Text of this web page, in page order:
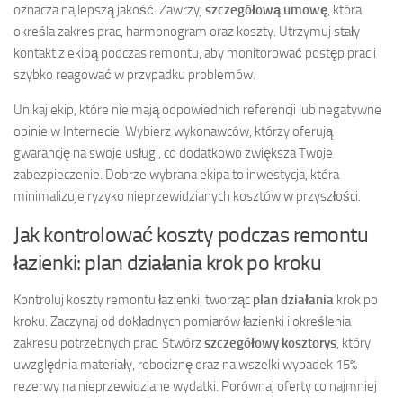
oznacza najlepszą jakość. Zawrzyj szczegółową umowę, która
określa zakres prac, harmonogram oraz koszty. Utrzymuj stały
kontakt z ekipą podczas remontu, aby monitorować postęp prac i
szybko reagować w przypadku problemów.
Unikaj ekip, które nie mają odpowiednich referencji lub negatywne
opinie w Internecie. Wybierz wykonawców, którzy oferują
gwarancję na swoje usługi, co dodatkowo zwiększa Twoje
zabezpieczenie. Dobrze wybrana ekipa to inwestycja, która
minimalizuje ryzyko nieprzewidzianych kosztów w przyszłości.
Jak kontrolować koszty podczas remontu
łazienki: plan działania krok po kroku
Kontroluj koszty remontu łazienki, tworząc plan działania krok po
kroku. Zaczynaj od dokładnych pomiarów łazienki i określenia
zakresu potrzebnych prac. Stwórzszczegółowy kosztorys, który
uwzględnia materiały, robociznę oraz na wszelki wypadek 15%
rezerwy na nieprzewidziane wydatki. Porównaj oferty co najmniej